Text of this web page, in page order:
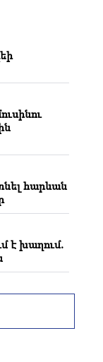
հարևան
է խաղում.
է, 13-ը՝